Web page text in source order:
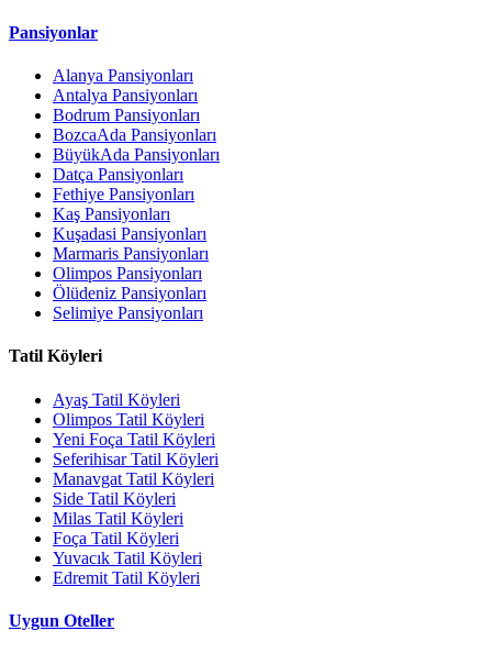
Pansiyonlar
Alanya Pansiyonları
Antalya Pansiyonları
Bodrum Pansiyonları
BozcaAda Pansiyonları
BüyükAda Pansiyonları
Datça Pansiyonları
Fethiye Pansiyonları
Kaş Pansiyonları
Kuşadasi Pansiyonları
Marmaris Pansiyonları
Olimpos Pansiyonları
Ölüdeniz Pansiyonları
Selimiye Pansiyonları
Tatil Köyleri
Ayaş Tatil Köyleri
Olimpos Tatil Köyleri
Yeni Foça Tatil Köyleri
Seferihisar Tatil Köyleri
Manavgat Tatil Köyleri
Side Tatil Köyleri
Milas Tatil Köyleri
Foça Tatil Köyleri
Yuvacık Tatil Köyleri
Edremit Tatil Köyleri
Uygun Oteller